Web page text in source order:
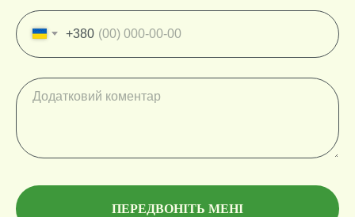
+380
ПЕРЕДВОНІТЬ МЕНІ